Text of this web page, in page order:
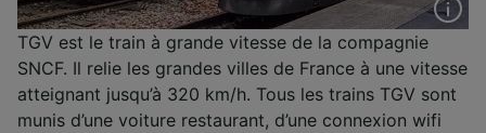
TGV est le train à grande vitesse de la compagnie
SNCF. Il relie les grandes villes de France à une vitesse
atteignant jusqu’à 320 km/h. Tous les trains TGV sont
munis d’une voiture restaurant, d’une connexion wifi